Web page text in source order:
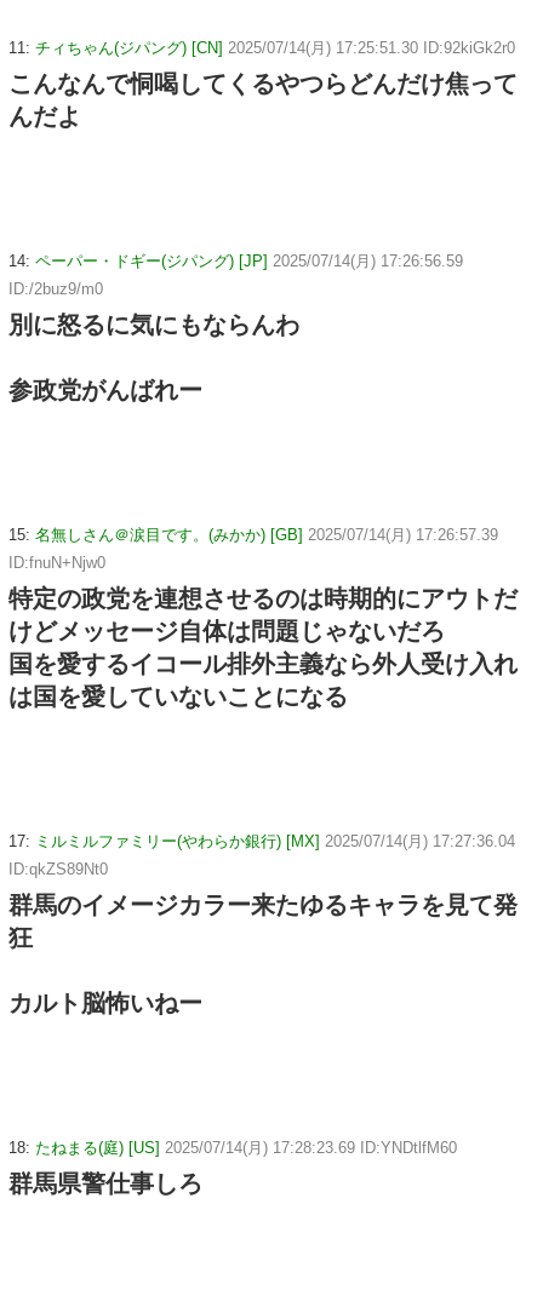
11: チィちゃん(ジパング) [CN] 2025/07/14(月) 17:25:51.30 ID:92kiGk2r0
こんなんで恫喝してくるやつらどんだけ焦って
んだよ
14: ペーパー・ドギー(ジパング) [JP] 2025/07/14(月) 17:26:56.59
ID:/2buz9/m0
別に怒るに気にもならんわ
参政党がんばれー
15: 名無しさん＠涙目です。(みかか) [GB] 2025/07/14(月) 17:26:57.39
ID:fnuN+Njw0
特定の政党を連想させるのは時期的にアウトだ
けどメッセージ自体は問題じゃないだろ
国を愛するイコール排外主義なら外人受け入れ
は国を愛していないことになる
17: ミルミルファミリー(やわらか銀行) [MX] 2025/07/14(月) 17:27:36.04
ID:qkZS89Nt0
群馬のイメージカラー来たゆるキャラを見て発
狂
カルト脳怖いねー
18: たねまる(庭) [US] 2025/07/14(月) 17:28:23.69 ID:YNDtlfM60
群馬県警仕事しろ